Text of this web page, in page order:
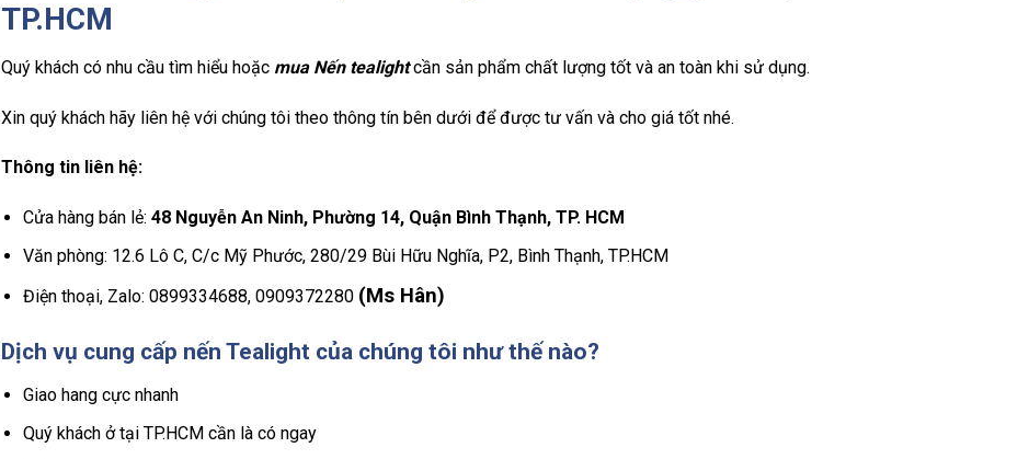
TP.HCM
Quý khách có nhu cầu tìm hiểu hoặc mua Nến tealightcần sản phẩm chất lượng tốt và an toàn khi sử dụng.
Xin quý khách hãy liên hệ với chúng tôi theo thông tín bên dưới để được tư vấn và cho giá tốt nhé.
Thông tin liên hệ:
Cửa hàng bán lẻ:48 Nguyễn An Ninh, Phường 14, Quận Bình Thạnh, TP. HCM
Văn phòng: 12.6 Lô C, C/c Mỹ Phước, 280/29 Bùi Hữu Nghĩa, P2, Bình Thạnh, TP.HCM
Điện thoại, Zalo: 0899334688, 0909372280 (Ms Hân)
Dịch vụ cung cấp nến Tealight của chúng tôi như thế nào?
Giao hang cực nhanh
Quý khách ở tại TP.HCM cần là có ngay